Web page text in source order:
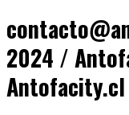
2024 /